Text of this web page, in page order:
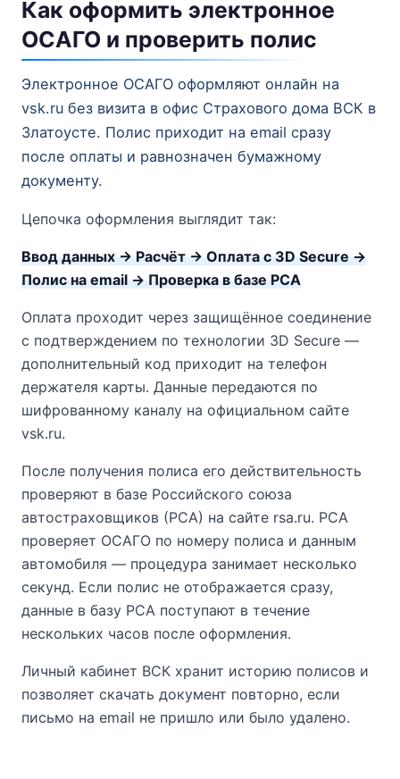
Как оформить электронное
ОСАГО и проверить полис
Электронное ОСАГО оформляют онлайн на
vsk.ru без визита в офис Страхового дома ВСК в
Златоусте. Полис приходит на email сразу
после оплаты и равнозначен бумажному
документу.
Цепочка оформления выглядит так:
Ввод данных → Расчёт → Оплата с 3D Secure →
Полис на email → Проверка в базе РСА
Оплата проходит через защищённое соединение
с подтверждением по технологии 3D Secure —
дополнительный код приходит на телефон
держателя карты. Данные передаются по
шифрованному каналу на официальном сайте
vsk.ru.
После получения полиса его действительность
проверяют в базе Российского союза
автостраховщиков (РСА) на сайте rsa.ru. РСА
проверяет ОСАГО по номеру полиса и данным
автомобиля — процедура занимает несколько
секунд. Если полис не отображается сразу,
данные в базу РСА поступают в течение
нескольких часов после оформления.
Личный кабинет ВСК хранит историю полисов и
позволяет скачать документ повторно, если
письмо на email не пришло или было удалено.